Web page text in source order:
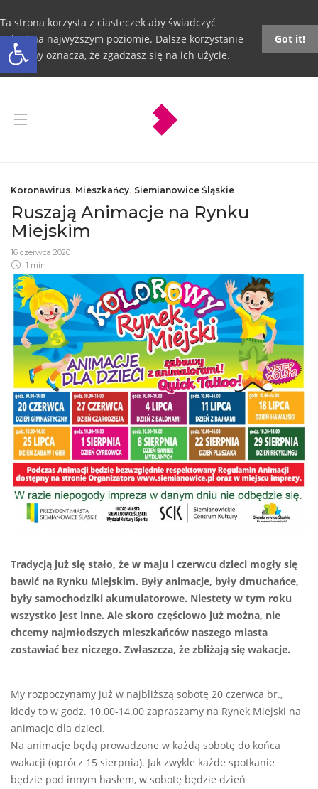
Otwórz pasek narzędzi
Ta strona korzysta z ciasteczek aby świadczyć
usługi na najwyższym poziomie. Dalsze korzystanie
ze strony oznacza, że zgadzasz się na ich użycie.
Got it!
Koronawirus, Mieszkańcy, Siemianowice Śląskie
Ruszają Animacje na Rynku
Miejskim
16 czerwca 2020
1 min
Tradycją już się stało, że w maju i czerwcu dzieci mogły się
bawić na Rynku Miejskim. Były animacje, były dmuchańce,
były samochodziki akumulatorowe. Niestety w tym roku
wszystko jest inne. Ale skoro częściowo już można, nie
chcemy najmłodszych mieszkańców naszego miasta
zostawiać bez niczego. Zwłaszcza, że zbliżają się wakacje.
My rozpoczynamy już w najbliższą sobotę 20 czerwca br.,
kiedy to w godz. 10.00-14.00 zapraszamy na Rynek Miejski na
animacje dla dzieci.
Na animacje będą prowadzone w każdą sobotę do końca
wakacji (oprócz 15 sierpnia). Jak zwykle każde spotkanie
będzie pod innym hasłem, w sobotę będzie dzień